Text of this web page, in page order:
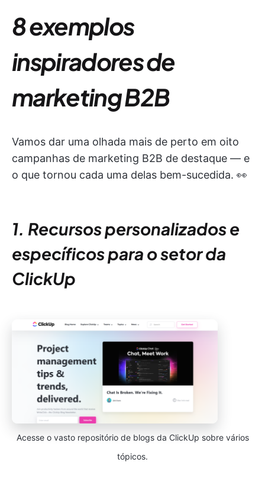
8 exemplos
inspiradores de
marketing B2B
Vamos dar uma olhada mais de perto em oito
campanhas de marketing B2B de destaque — e
o que tornou cada uma delas bem-sucedida. 👀
1. Recursos personalizados e
específicos para o setor da
ClickUp
Acesse o vasto repositório de blogs da ClickUp sobre vários
tópicos.